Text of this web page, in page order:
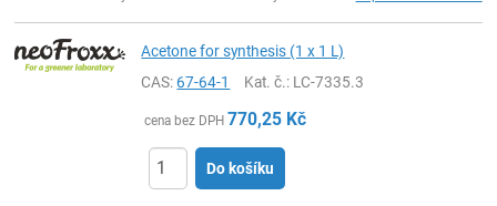
Acetone for synthesis (1 x 1 L)
CAS:67-64-1 Kat. č.: LC-7335.3
cena bez DPH 770,25 Kč
Do košíku